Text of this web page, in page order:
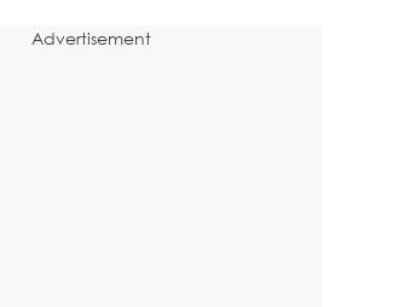
Advertisement